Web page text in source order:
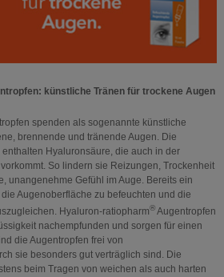
künstliche Tränen für trockene Augen
spenden als sogenannte künstliche
brennende und tränende Augen. Die
Hyaluronsäure, die auch in der
So lindern sie Reizungen, Trockenheit
unangenehme Gefühl im Auge. Bereits ein
Augenoberfläche zu befeuchten und die
Hyaluron-ratiopharm®Augentropfen
nachempfunden und sorgen für einen
die Augentropfen frei von
sie besonders gut verträglich sind. Die
beim Tragen von weichen als auch harten